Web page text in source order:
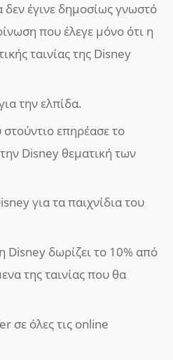
δεν έγινε δημοσίως γνωστό
που έλεγε μόνο ότι η
ταινίας της Disney
την ελπίδα.
επηρέασε το
Disney θεματική των
για τα παιχνίδια του
Disney δωρίζει το 10% από
της ταινίας που θα
σε όλες τις online